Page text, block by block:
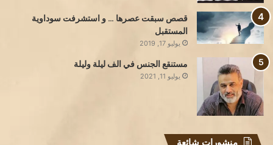
قصص سبقت عصرها … و استشرفت سوداوية
المستقبل
يوليو 17, 2019
مستنقع الجنس في الف ليلة وليلة
يوليو 11, 2021
منشورات شائعة